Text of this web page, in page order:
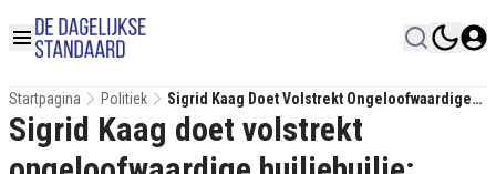
Startpagina Politiek
Sigrid Kaag Doet Volstrekt Ongeloofwaardige
Huiliehuilie: 'Beelden Inname Kamp Holland
Door Taliban Verschrikkelijk'
Sigrid Kaag doet volstrekt